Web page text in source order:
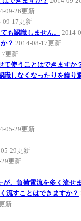
09-26更新
09-17更新
も認識しません。
2014-
？ 2014-08-17更新
更新
て使うことはできますか
識しなくなったりを繰り
05-29更新
29更新
更新
、負荷電流を多く流せ
流すことはできますか？
新